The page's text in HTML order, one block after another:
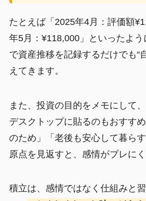
たとえば「2025年4月：評価額
年5月：¥118,000」といったよ
で資産推移を記録するだけでも“
えてきます。
また、投資の目的をメモにして
デスクトップに貼るのもおすす
のため」「老後も安心して暮ら
原点を見返すと、感情がブレにく
積立は、感情ではなく仕組みと